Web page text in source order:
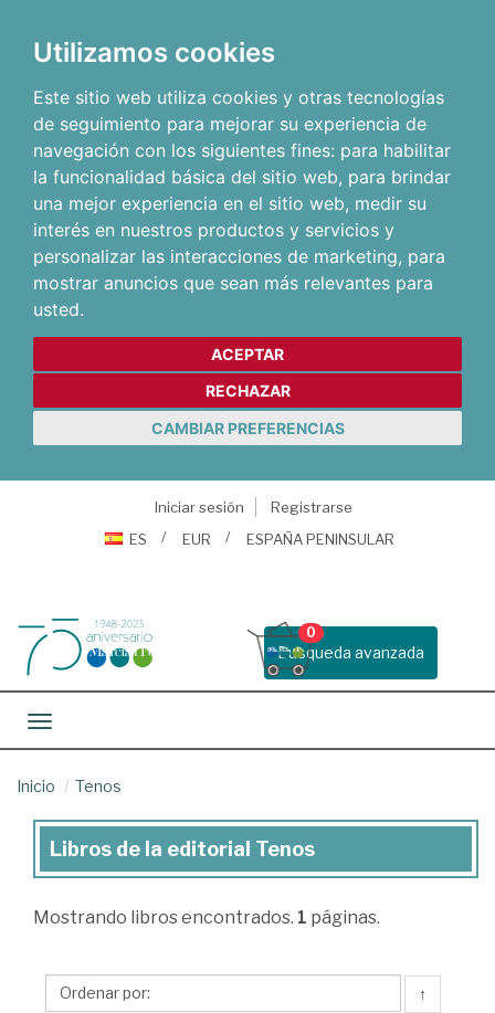
Utilizamos cookies
Este sitio web utiliza cookies y otras tecnologías
de seguimiento para mejorar su experiencia de
navegación con los siguientes fines: para habilitar
la funcionalidad básica del sitio web, para brindar
una mejor experiencia en el sitio web, medir su
interés en nuestros productos y servicios y
personalizar las interacciones de marketing, para
mostrar anuncios que sean más relevantes para
usted.
ACEPTAR
RECHAZAR
CAMBIAR PREFERENCIAS
Iniciar sesión
Registrarse
ES
EUR ESPAÑA PENINSULAR
Busqueda avanzada
0
Toggle navigation
Inicio Tenos
Libros
la
Tenos
Libros de la editorial Tenos
Mostrando libros encontrados. 1 páginas.
↑